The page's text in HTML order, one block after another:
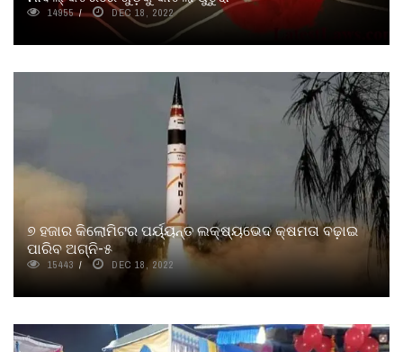
14955 DEC 18, 2022
୭ ହଜାର କିଲୋମିଟର ପର୍ୟ୍ୟନ୍ତ ଲକ୍ଷ୍ୟଭେଦ କ୍ଷମତା ବଢ଼ାଇ
ପାରିବ ଅଗ୍ନି-୫
15443 DEC 18, 2022